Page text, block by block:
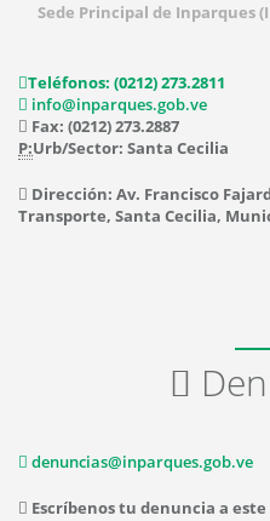
Sede Principal de Inparques
Teléfonos: (0212) 273.2811
info@inparques.gob.ve
Fax: (0212) 273.2887
P:Urb/Sector: Santa Cecilia
Dirección: Av. Francisco
Transporte, Santa Cecilia,
denuncias@inparques.gob.ve
Escríbenos tu denuncia a